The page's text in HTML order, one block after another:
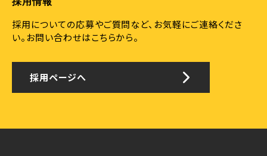
採用についての応募やご質問など、お気軽にご連絡くださ
い。 お問い合わせはこちらから。
採用ページへ